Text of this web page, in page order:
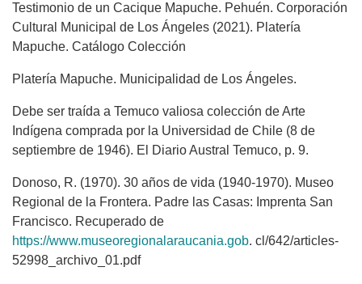
Testimonio de un Cacique Mapuche. Pehuén. Corporación
Cultural Municipal de Los Ángeles (2021). Platería
Mapuche. Catálogo Colección
Platería Mapuche. Municipalidad de Los Ángeles.
Debe ser traída a Temuco valiosa colección de Arte
Indígena comprada por la Universidad de Chile (8 de
septiembre de 1946). El Diario Austral Temuco, p. 9.
Donoso, R. (1970). 30 años de vida (1940-1970). Museo
Regional de la Frontera. Padre las Casas: Imprenta San
Francisco. Recuperado de
https://www.museoregionalaraucania.gob. cl/642/articles-
52998_archivo_01.pdf